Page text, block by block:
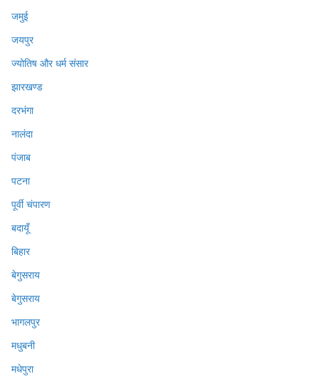
जमुई
जयपुर
ज्योतिष और धर्म संसार
झारखण्ड
दरभंगा
नालंदा
पंजाब
पटना
पूर्वी चंपारण
बदायूँ
बिहार
बेगुसराय
बेगुसराय
भागलपुर
मधुबनी
मधेपुरा